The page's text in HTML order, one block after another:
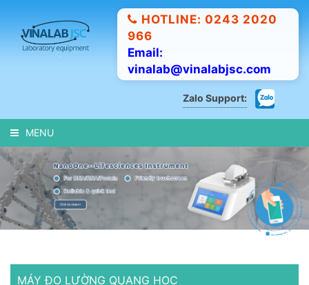
HOTLINE: 0243 2020
966
Email:
vinalab@vinalabjsc.com
Zalo Support:
MENU
MÁY ĐO LƯỜNG QUANG HỌC